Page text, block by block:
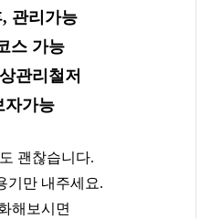
관리가능
스 가능
관리철저
자가능
괜찮습니다.
기만 내주세요.
해보시면